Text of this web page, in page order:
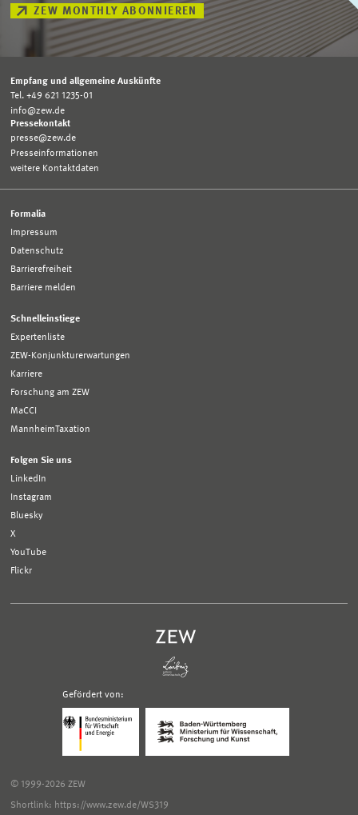
ZEW MONTHLY ABONNIEREN
Empfang und allgemeine Auskünfte
Tel. +49 621 1235-01
info@zew.de
Pressekontakt
presse@zew.de
Presseinformationen
weitere Kontaktdaten
Formalia
Impressum
Datenschutz
Barrierefreiheit
Barriere melden
Schnelleinstiege
Expertenliste
ZEW-Konjunkturerwartungen
Karriere
Forschung am ZEW
MaCCI
MannheimTaxation
Folgen Sie uns
LinkedIn
Instagram
Bluesky
X
YouTube
Flickr
Gefördert von:
Bundesministerium
Wirtschaft
Link
externen
Ministerium
Württemberg;
© 1999-2026 ZEW
Shortlink: https://www.zew.de/WS319